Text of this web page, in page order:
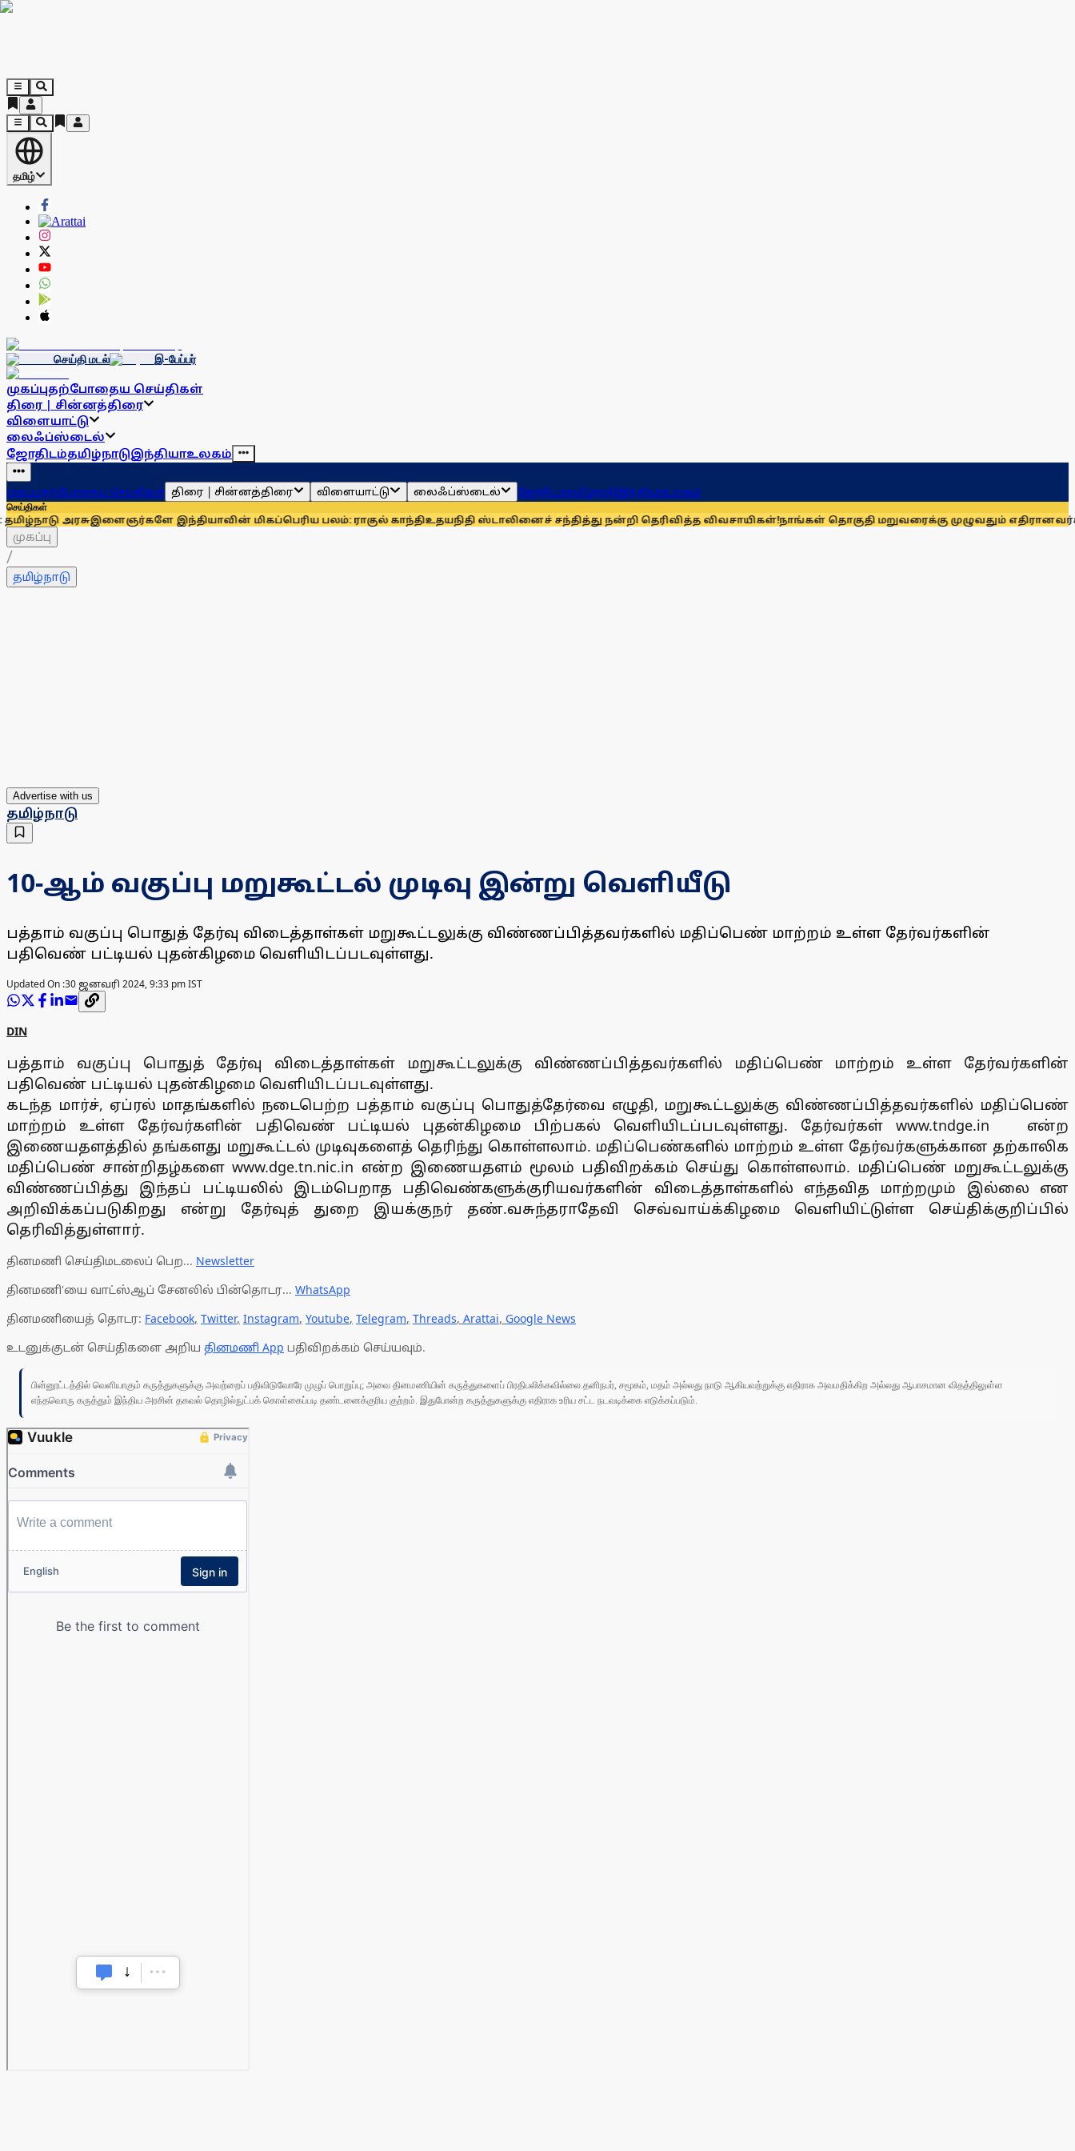
தமிழ்
செய்தி மடல் இ-பேப்பர்
முகப்புதற்போதைய செய்திகள்
திரை | சின்னத்திரை
விளையாட்டு
லைஃப்ஸ்டைல்
ஜோதிடம்தமிழ்நாடுஇந்தியாஉலகம்
முகப்புதற்போதைய செய்திகள் திரை | சின்னத்திரை விளையாட்டு லைஃப்ஸ்டைல் ஜோதிடம்தமிழ்நாடுஇந்தியாஉலகம்
செய்திகள்
இளைஞர்களே இந்தியாவின் மிகப்பெரிய பலம்: ராகுல் காந்திஉதயநிதி ஸ்டாலினைச் சந்தித்து நன்றி தெரிவித்த விவசாயிகள்!நாங்கள் தொகுதி மறுவரைக்கு முழுவதும் எதிரானவர்கள்
முகப்பு
/
தமிழ்நாடு
Advertise with us
தமிழ்நாடு
10-ஆம் வகுப்பு மறுகூட்டல் முடிவு இன்று வெளியீடு
பத்தாம் வகுப்பு பொதுத் தேர்வு விடைத்தாள்கள் மறுகூட்டலுக்கு விண்ணப்பித்தவர்களில் மதிப்பெண் மாற்றம் உள்ள தேர்வர்களின்
பதிவெண் பட்டியல் புதன்கிழமை வெளியிடப்படவுள்ளது.
Updated On :30 ஜனவரி 2024, 9:33 pm IST
DIN
பத்தாம் வகுப்பு பொதுத் தேர்வு விடைத்தாள்கள் மறுகூட்டலுக்கு விண்ணப்பித்தவர்களில் மதிப்பெண் மாற்றம் உள்ள தேர்வர்களின்
பதிவெண் பட்டியல் புதன்கிழமை வெளியிடப்படவுள்ளது.
கடந்த மார்ச், ஏப்ரல் மாதங்களில் நடைபெற்ற பத்தாம் வகுப்பு பொதுத்தேர்வை எழுதி, மறுகூட்டலுக்கு விண்ணப்பித்தவர்களில் மதிப்பெண்
மாற்றம் உள்ள தேர்வர்களின் பதிவெண் பட்டியல் புதன்கிழமை பிற்பகல் வெளியிடப்படவுள்ளது. தேர்வர்கள் www.tndge.in என்ற
இணையதளத்தில் தங்களது மறுகூட்டல் முடிவுகளைத் தெரிந்து கொள்ளலாம். மதிப்பெண்களில் மாற்றம் உள்ள தேர்வர்களுக்கான தற்காலிக
மதிப்பெண் சான்றிதழ்களை www.dge.tn.nic.in என்ற இணையதளம் மூலம் பதிவிறக்கம் செய்து கொள்ளலாம். மதிப்பெண் மறுகூட்டலுக்கு
விண்ணப்பித்து இந்தப் பட்டியலில் இடம்பெறாத பதிவெண்களுக்குரியவர்களின் விடைத்தாள்களில் எந்தவித மாற்றமும் இல்லை என
அறிவிக்கப்படுகிறது என்று தேர்வுத் துறை இயக்குநர் தண்.வசுந்தராதேவி செவ்வாய்க்கிழமை வெளியிட்டுள்ள செய்திக்குறிப்பில்
தெரிவித்துள்ளார்.
தினமணி செய்திமடலைப் பெற... Newsletter
தினமணி'யை வாட்ஸ்ஆப் சேனலில் பின்தொடர... WhatsApp
தினமணியைத் தொடர: Facebook, Twitter, Instagram, Youtube, Telegram, Threads, Arattai, Google News
உடனுக்குடன் செய்திகளை அறிய தினமணி App பதிவிறக்கம் செய்யவும்.
பின்னூட்டத்தில் வெளியாகும் கருத்துகளுக்கு அவற்றைப் பதிவிடுவோரே முழுப் பொறுப்பு; அவை தினமணியின் கருத்துகளைப் பிரதிபலிக்கவில்லை.தனிநபர், சமூகம், மதம் அல்லது நாடு ஆகியவற்றுக்கு எதிராக அவமதிக்கிற அல்லது ஆபாசமான விதத்திலுள்ள
எந்தவொரு கருத்தும் இந்திய அரசின் தகவல் தொழில்நுட்பக் கொள்கைப்படி தண்டனைக்குரிய குற்றம். இதுபோன்ற கருத்துகளுக்கு எதிராக உரிய சட்ட நடவடிக்கை எடுக்கப்படும்.